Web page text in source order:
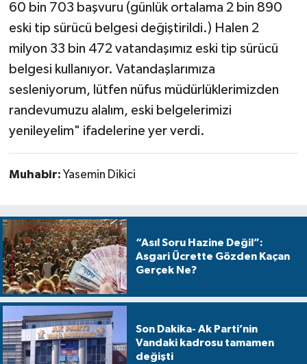
60 bin 703 başvuru (günlük ortalama 2 bin 890
eski tip sürücü belgesi değiştirildi.) Halen 2
milyon 33 bin 472 vatandaşımız eski tip sürücü
belgesi kullanıyor. Vatandaşlarımıza
sesleniyorum, lütfen nüfus müdürlüklerimizden
randevumuzu alalım, eski belgelerimizi
yenileyelim" ifadelerine yer verdi.
Muhabir: Yasemin Dikici
“Asıl Soru Hazine Değil”:
Asgari Ücrette Gözden Kaçan
Gerçek Ne?
Son Dakika- Ak Parti’nin
Vandaki kadrosu tamamen
değişti